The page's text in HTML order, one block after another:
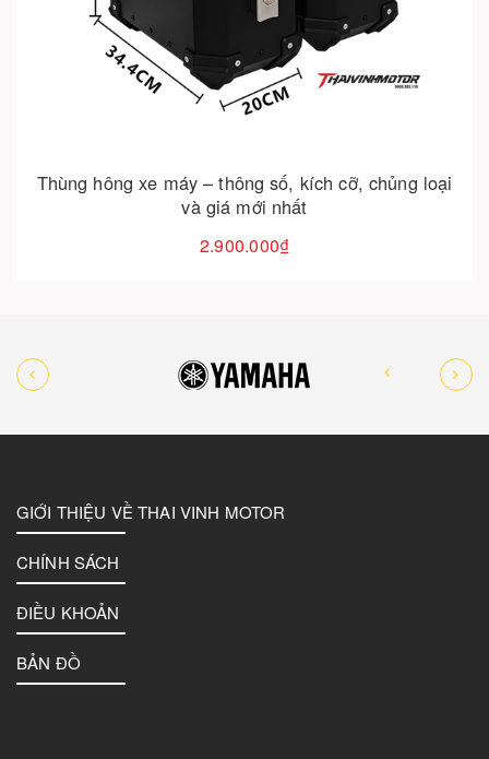
Thùng hông xe máy – thông số, kích cỡ, chủng loại
và giá mới nhất
2.900.000₫
Cho vào giỏ hàng
GIỚI THIỆU VỀ THAI VINH MOTOR
CHÍNH SÁCH
ĐIỀU KHOẢN
BẢN ĐỒ